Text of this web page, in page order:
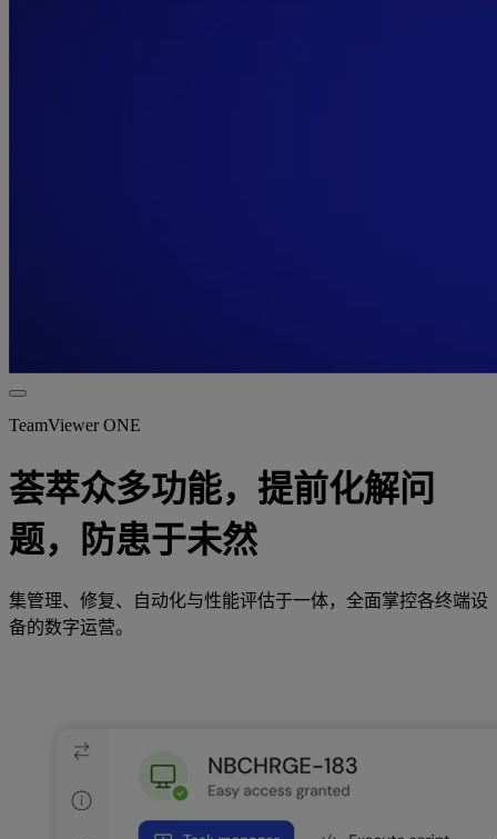
TeamViewer ONE
荟萃众多功能，提前化解问
题，防患于未然
集管理、修复、自动化与性能评估于一体，全面掌控各终端设
备的数字运营。